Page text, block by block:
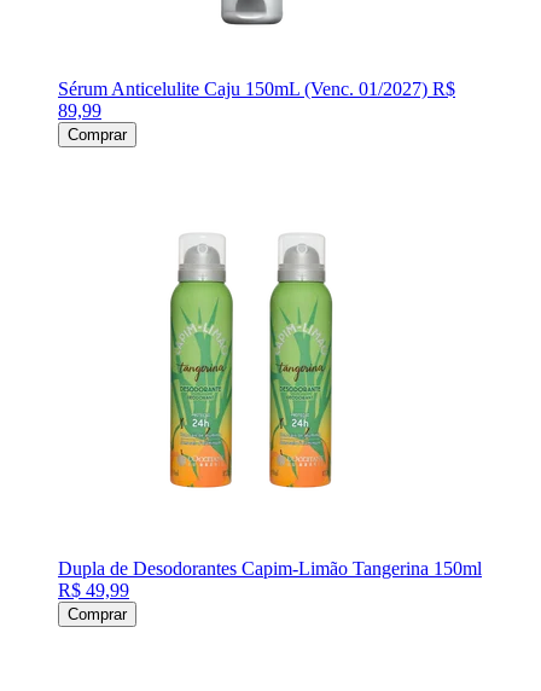
Sérum Anticelulite Caju 150mL (Venc. 01/2027) R$
89,99
Comprar
Dupla de Desodorantes Capim-Limão Tangerina 150ml
R$ 49,99
Comprar